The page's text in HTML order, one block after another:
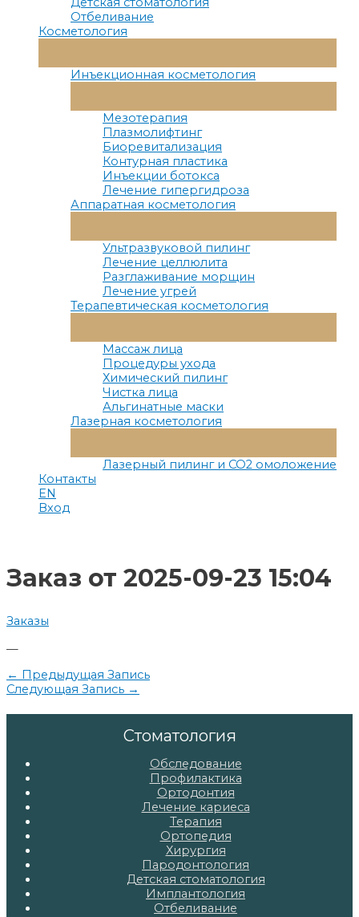
Отбеливание
Косметология
Меню
Инъекционная косметология
Меню
Мезотерапия
Плазмолифтинг
Биоревитализация
Контурная пластика
Инъекции ботокса
Лечение гипергидроза
Аппаратная косметология
Меню
Ультразвуковой пилинг
Лечение целлюлита
Разглаживание морщин
Лечение угрей
Терапевтическая косметология
Меню
Массаж лица
Процедуры ухода
Химический пилинг
Чистка лица
Альгинатные маски
Лазерная косметология
Меню
Лазерный пилинг и СО2 омоложение
Контакты
EN
Вход
Заказ от 2025-09-23 15:04
Заказы
—
Навигация
по
← Предыдущая Запись
Следующая Запись →
Стоматология
Обследование
Профилактика
Ортодонтия
Лечение кариеса
Терапия
Ортопедия
Хирургия
Пародонтология
Детская стоматология
Имплантология
Отбеливание